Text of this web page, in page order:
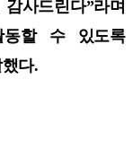
사드린다”라며
동할 수 있도록
다.